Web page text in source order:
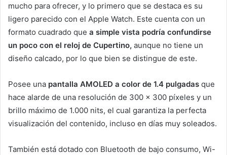
mucho para ofrecer, y lo primero que se destaca es su
ligero parecido con el Apple Watch. Este cuenta con un
formato cuadrado que a simple vista podría confundirse
un poco con el reloj de Cupertino, aunque no tiene un
diseño calcado, por lo que bien se distingue de este.
Posee una pantalla AMOLED a color de 1.4 pulgadas que
hace alarde de una resolución de 300 x 300 píxeles y un
brillo máximo de 1.000 nits, el cual garantiza la perfecta
visualización del contenido, incluso en días muy soleados.
También está dotado con Bluetooth de bajo consumo, Wi-